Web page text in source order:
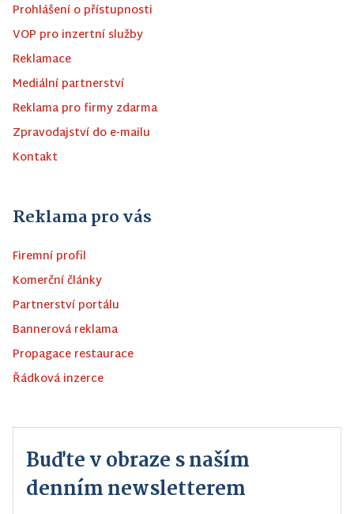
Prohlášení o přístupnosti
VOP pro inzertní služby
Reklamace
Mediální partnerství
Reklama pro firmy zdarma
Zpravodajství do e-mailu
Kontakt
Reklama pro vás
Firemní profil
Komerční články
Partnerství portálu
Bannerová reklama
Propagace restaurace
Řádková inzerce
Buďte v obraze s naším
denním newsletterem